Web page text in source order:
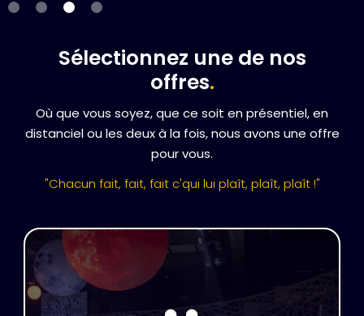
Sélectionnez une de nos
offres.
Où que vous soyez, que ce soit en présentiel, en
distanciel ou les deux à la fois, nous avons une offre
pour vous.
"Chacun fait, fait, fait c'qui lui plaît, plaît, plaît !"